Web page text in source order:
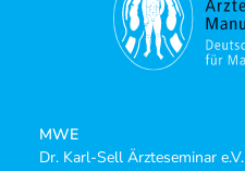
MWE
Dr. Karl-Sell Ärzteseminar e.V.